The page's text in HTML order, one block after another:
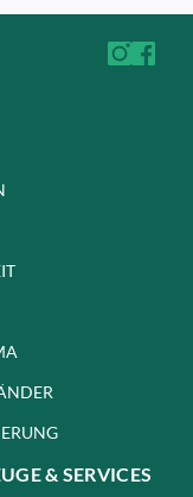
& SERVICES